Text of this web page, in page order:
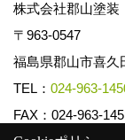
株式会社郡山塗
〒963-0547
福島県郡山市喜
TEL： 024-963-
FAX：024-963-